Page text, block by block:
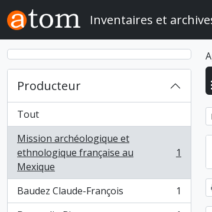
Skip to main content
Inventaires et
Producteur
Tout
Mission archéologique et
ethnologique française au
Mexique
, 1 résultats 1
Baudez Claude-François
, 1 résultats
1